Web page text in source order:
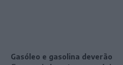
Gasóleo e gasolina deverão